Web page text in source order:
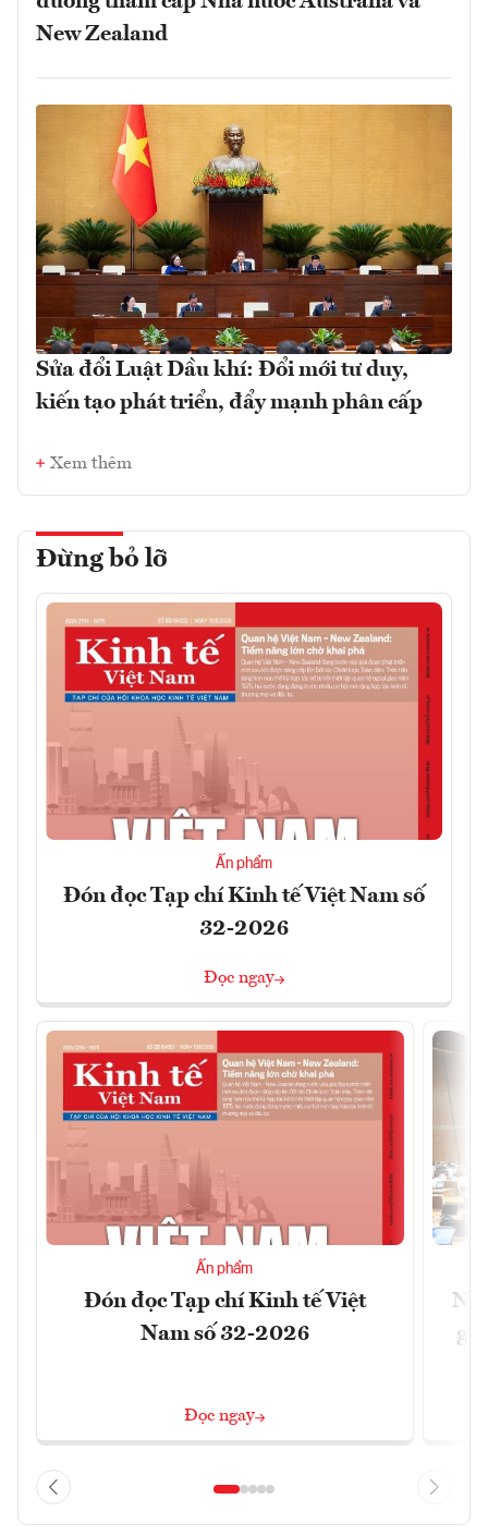
New Zealand
Sửa đổi Luật Dầu khí: Đổi mới tư duy,
kiến tạo phát triển, đẩy mạnh phân cấp
Xem thêm
Đừng bỏ lỡ
Ấn phẩm
Đón đọc Tạp chí Kinh tế Việt Nam số
32-2026
Đọc ngay
Ấn phẩm
Đón đọc Tạp chí Kinh tế Việt
Nam số 32-2026
Đọc ngay